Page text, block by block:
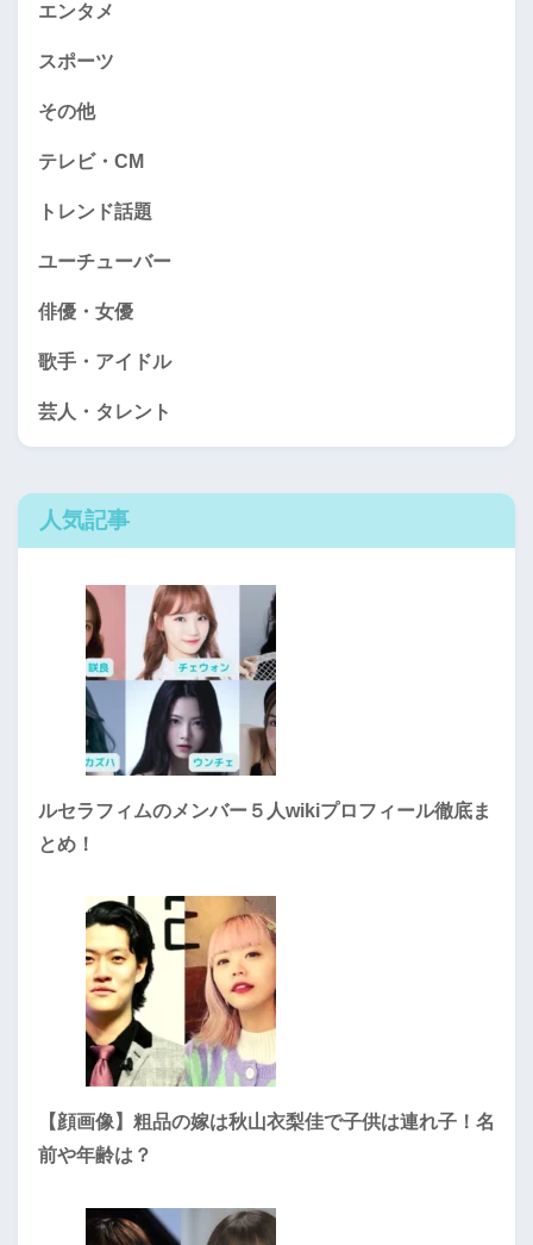
エンタメ
スポーツ
その他
テレビ・CM
トレンド話題
ユーチューバー
俳優・女優
歌手・アイドル
芸人・タレント
人気記事
ルセラフィムのメンバー５人wikiプロフィール徹底ま
とめ！
【顔画像】粗品の嫁は秋山衣梨佳で子供は連れ子！名
前や年齢は？